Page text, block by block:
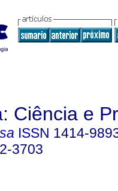
Ciência e
ISSN 1414-
3703